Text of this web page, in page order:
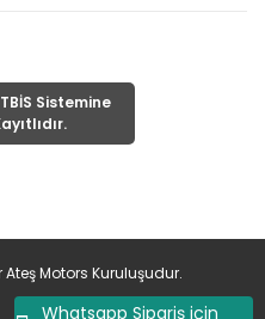
Whatsapp Sipariş için
Sistemine
Motors Kuruluşudur.